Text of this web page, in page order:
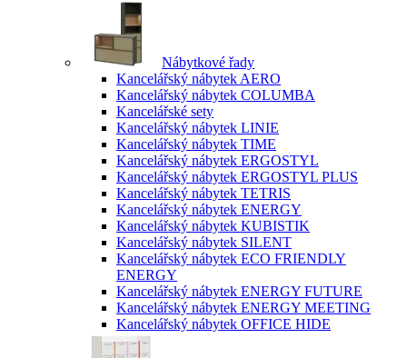
Nábytkové řady
Kancelářský nábytek AERO
Kancelářský nábytek COLUMBA
Kancelářské sety
Kancelářský nábytek LINIE
Kancelářský nábytek TIME
Kancelářský nábytek ERGOSTYL
Kancelářský nábytek ERGOSTYL PLUS
Kancelářský nábytek TETRIS
Kancelářský nábytek ENERGY
Kancelářský nábytek KUBISTIK
Kancelářský nábytek SILENT
Kancelářský nábytek ECO FRIENDLY
ENERGY
Kancelářský nábytek ENERGY FUTURE
Kancelářský nábytek ENERGY MEETING
Kancelářský nábytek OFFICE HIDE